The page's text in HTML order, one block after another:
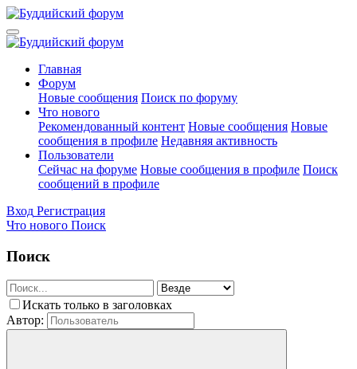
Главная
Форум
Новые сообщения Поиск по форуму
Что нового
Рекомендованный контент Новые сообщения Новые
сообщения в профиле Недавняя активность
Пользователи
Сейчас на форуме Новые сообщения в профиле Поиск
сообщений в профиле
Вход Регистрация
Что нового Поиск
Поиск
Искать только в заголовках
Автор: